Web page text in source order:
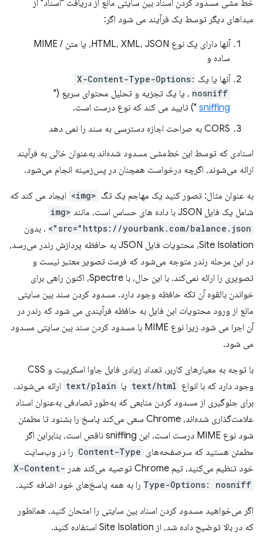
خط مشی مسدود کردن اسناد بین سایتی مانع از دریافت "اسناد" از
مبداهای دیگر توسط یک فرآیند می شود اگر:
آنها دارای یک نوع HTML، XML، JSON، یا متن / MIME
ساده و
آنها یا یک X-Content-Type-Options:
nosniff ، یا یک تجزیه و تحلیل محتوای سریع ("
sniffing ") تایید می کند که نوع درست است.
CORS به صراحت اجازه دسترسی به سند را نمی دهد
اسنادی که توسط این خط‌مشی مسدود شده‌اند به‌عنوان خالی به فرآیند
ارائه می‌شوند، اگرچه درخواست همچنان در پس‌زمینه انجام می‌شود.
به عنوان مثال: تصور کنید یک مهاجم یک تگ <img>
ایجاد می کند که
شامل یک فایل JSON با داده های حساس است، مانند
<img
src="https://yourbank.com/balance.json">
. بدون
Site Isolation، محتویات فایل JSON به حافظه پردازش رندر می‌رسد،
در این مرحله رندر متوجه می‌شود که فرمت تصویر معتبر نیست و
تصویری را ارائه نمی‌کند. با این حال، با Spectre، اکنون راهی برای
خواندن بالقوه آن تکه حافظه وجود دارد. مسدود کردن سند بین سایتی
مانع از ورود محتویات این فایل به حافظه فرآیندی می شود که رندر در
آن اجرا می شود زیرا نوع MIME با مسدود کردن سند بین سایتی مسدود
می شود.
با توجه به معیارهای کاربر، تعداد زیادی فایل جاوا اسکریپت و CSS
وجود دارد که با انواع text/html یا text/plain ارائه می‌شوند.
برای جلوگیری از مسدود کردن منابعی که به‌طور تصادفی به‌عنوان اسناد
علامت‌گذاری شده‌اند، Chrome سعی می‌کند پاسخ را بشنود تا مطمئن
شود نوع MIME درست است. این sniffing ناقص است، بنابراین اگر
مطمئن هستید که سرصفحه‌های Content-Type را در وب‌سایت
خود تنظیم می‌کنید، تیم Chrome توصیه می‌کند هدر
X-Content-
Type-Options: nosniff را به همه پاسخ‌های خود اضافه کنید.
اگر می‌خواهید مسدود کردن اسناد بین سایتی را امتحان کنید، همانطور
که در بالا توضیح داده شد، از Site Isolation استفاده کنید.